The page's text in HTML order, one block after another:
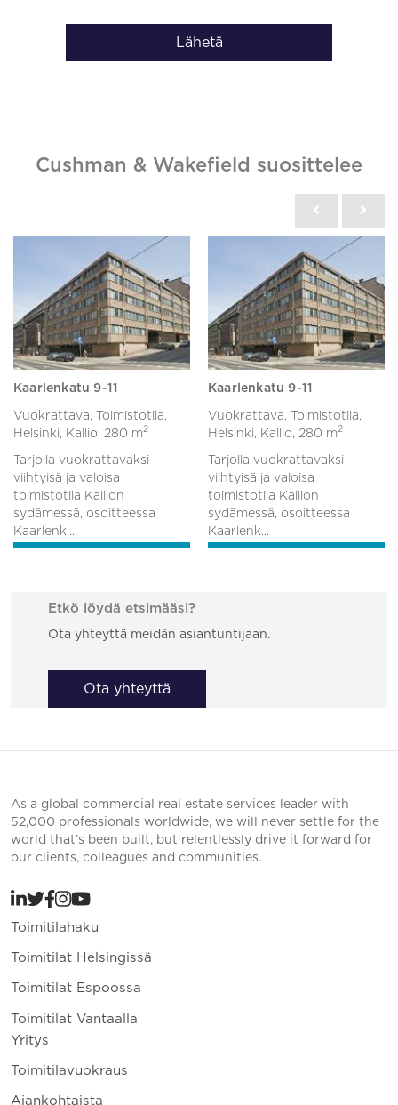
Lähetä
Cushman & Wakefield suosittelee
Kaarlenkatu 9-11
Vuokrattava, Toimistotila,
Helsinki, Kallio, 280 m2
Tarjolla vuokrattavaksi
viihtyisä ja valoisa
toimistotila Kallion
sydämessä, osoitteessa
Kaarlenk...
Kaarlenkatu 9-11
Vuokrattava, Toimistotila,
Helsinki, Kallio, 280 m2
Tarjolla vuokrattavaksi
viihtyisä ja valoisa
toimistotila Kallion
sydämessä, osoitteessa
Kaarlenk...
Etkö löydä etsimääsi?
Ota yhteyttä meidän asiantuntijaan.
Ota yhteyttä
As a global commercial real estate services leader with
52,000 professionals worldwide, we will never settle for the
world that’s been built, but relentlessly drive it forward for
our clients, colleagues and communities.
Toimitilahaku
Toimitilat Helsingissä
Toimitilat Espoossa
Toimitilat Vantaalla
Yritys
Toimitilavuokraus
Ajankohtaista